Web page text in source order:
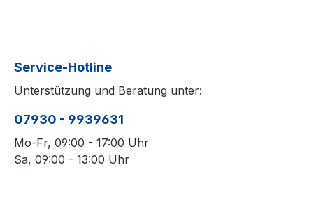
Service-Hotline
Unterstützung und Beratung unter:
07930 - 9939631
Mo-Fr, 09:00 - 17:00 Uhr
Sa, 09:00 - 13:00 Uhr